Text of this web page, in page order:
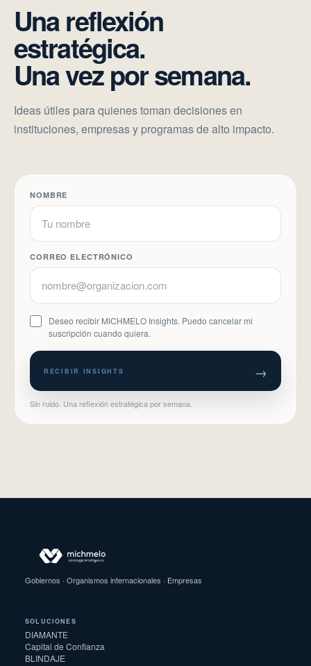
Una reflexión
estratégica.
Una vez por semana.
Ideas útiles para quienes toman decisiones en
instituciones, empresas y programas de alto impacto.
NOMBRE
CORREO ELECTRÓNICO
Deseo recibir MICHMELO Insights. Puedo cancelar mi
suscripción cuando quiera.
RECIBIR INSIGHTS →
Sin ruido. Una reflexión estratégica por semana.
Gobiernos · Organismos internacionales · Empresas
SOLUCIONES
DIAMANTE
Capital de Confianza
BLINDAJE